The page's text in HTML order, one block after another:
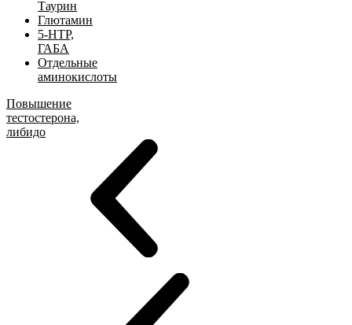
Таурин
Глютамин
5-HTP,
ГАБА
Отдельные
аминокислоты
Повышение
тестостерона,
либидо